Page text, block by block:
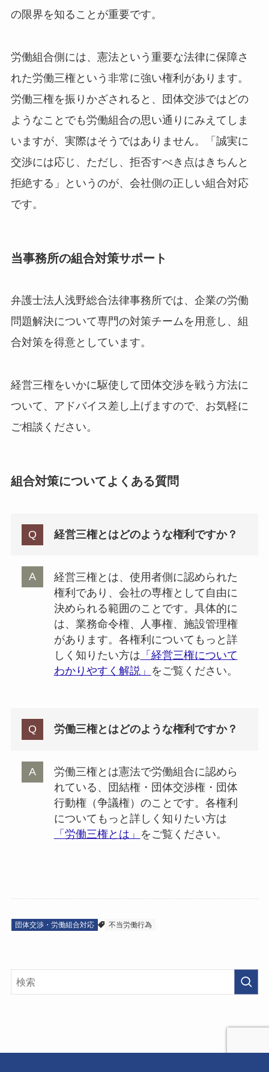
の限界を知ることが重要です。
労働組合側には、憲法という重要な法律に保障さ
れた労働三権という非常に強い権利があります。
労働三権を振りかざされると、団体交渉ではどの
ようなことでも労働組合の思い通りにみえてしま
いますが、実際はそうではありません。「誠実に
交渉には応じ、ただし、拒否すべき点はきちんと
拒絶する」というのが、会社側の正しい組合対応
です。
当事務所の組合対策サポート
弁護士法人浅野総合法律事務所では、企業の労働
問題解決について専門の対策チームを用意し、組
合対策を得意としています。
経営三権をいかに駆使して団体交渉を戦う方法に
ついて、アドバイス差し上げますので、お気軽に
ご相談ください。
組合対策についてよくある質問
経営三権とはどのような権利ですか？
経営三権とは、使用者側に認められた
権利であり、会社の専権として自由に
決められる範囲のことです。具体的に
は、業務命令権、人事権、施設管理権
があります。各権利についてもっと詳
しく知りたい方は 「経営三権について
わかりやすく解説」 をご覧ください。
労働三権とはどのような権利ですか？
労働三権とは憲法で労働組合に認めら
れている、団結権・団体交渉権・団体
行動権（争議権）のことです。各権利
についてもっと詳しく知りたい方は
「労働三権とは」 をご覧ください。
団体交渉・労働組合対応 不当労働行為